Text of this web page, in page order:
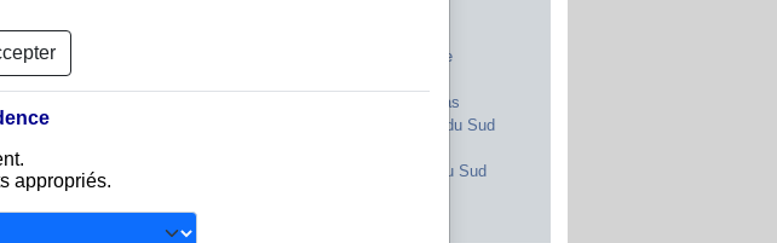
une large
données légales
et enquêtes
Espagne
Pays-Bas
Afrique du Sud
Corée du Sud
appropriés.